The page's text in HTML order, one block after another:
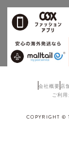
会社概要 店
ご利用
COPYRIGHT ©